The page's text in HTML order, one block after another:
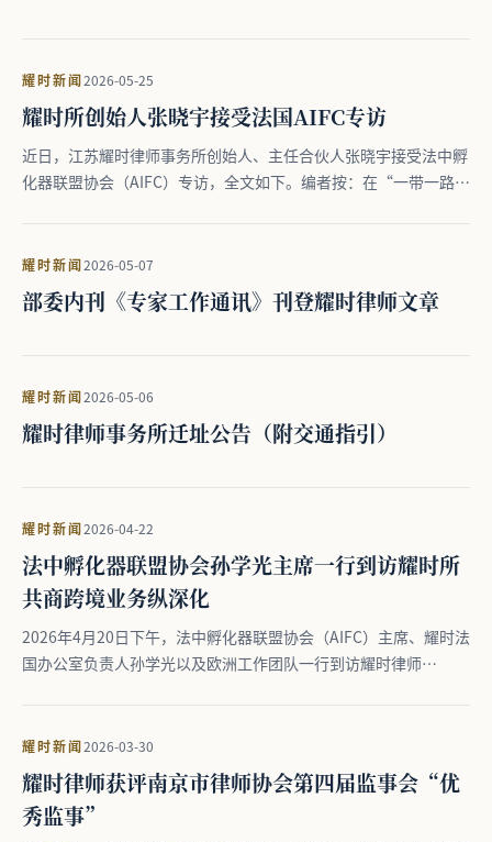
耀时新闻2026-05-25
耀时所创始人张晓宇接受法国AIFC专访
近日，江苏耀时律师事务所创始人、主任合伙人张晓宇接受法中孵
化器联盟协会（AIFC）专访，全文如下。编者按：在“一带一路”
耀时新闻2026-05-07
部委内刊《专家工作通讯》刊登耀时律师文章
耀时新闻2026-05-06
耀时律师事务所迁址公告（附交通指引）
耀时新闻2026-04-22
法中孵化器联盟协会孙学光主席一行到访耀时所
共商跨境业务纵深化
2026年4月20日下午，法中孵化器联盟协会（AIFC）主席、耀时法
国办公室负责人孙学光以及欧洲工作团队一行到访耀时律师…
耀时新闻2026-03-30
耀时律师获评南京市律师协会第四届监事会“优
秀监事”